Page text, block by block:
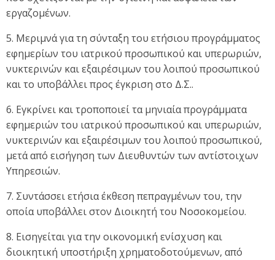
εργαζομένων.
5. Μεριμνά για τη σύνταξη του ετήσιου προγράμματος
εφημερίων του ιατρικού προσωπικού και υπερωριών,
νυκτερινών και εξαιρέσιμων του λοιπού προσωπικού
και το υποβάλλει προς έγκριση στο Δ.Σ..
6. Εγκρίνει και τροποποιεί τα μηνιαία προγράμματα
εφημεριών του ιατρικού προσωπικού και υπερωριών,
νυκτερινών και εξαιρέσιμων του λοιπού προσωπικού,
μετά από εισήγηση των Διευθυντών των αντίστοιχων
Υπηρεσιών.
7. Συντάσσει ετήσια έκθεση πεπραγμένων του, την
οποία υποβάλλει στον Διοικητή του Νοσοκομείου.
8. Εισηγείται για την οικονομική ενίσχυση και
διοικητική υποστήριξη χρηματοδοτούμενων, από